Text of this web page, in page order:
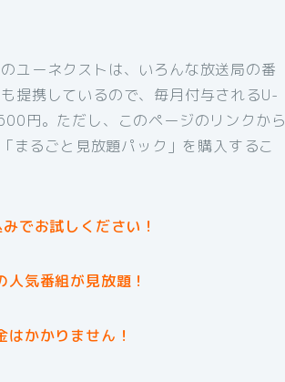
ユーネクストは、いろんな放送局の番
提携しているので、毎月付与されるU-
円。ただし、このページのリンクから
まるごと見放題パック」を購入するこ
でお試しください！
人気番組が見放題！
かかりません！